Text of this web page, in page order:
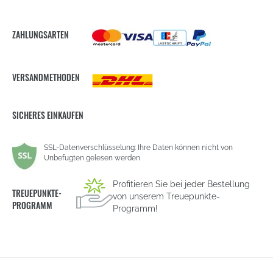
ZAHLUNGSARTEN
VERSANDMETHODEN
SICHERES EINKAUFEN
SSL-Datenverschlüsselung: Ihre Daten können nicht von
Unbefugten gelesen werden
TREUEPUNKTE-
PROGRAMM
Profitieren Sie bei jeder Bestellung
von unserem Treuepunkte-
Programm!